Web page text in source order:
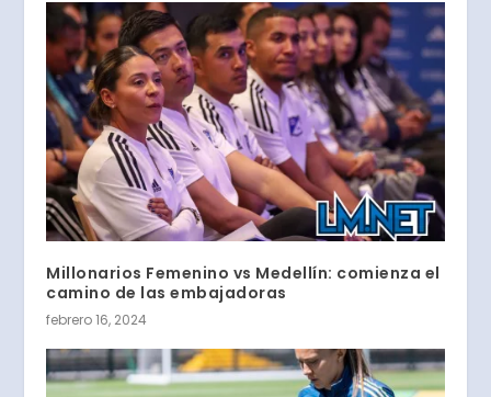
Millonarios Femenino vs Medellín: comienza el
camino de las embajadoras
febrero 16, 2024